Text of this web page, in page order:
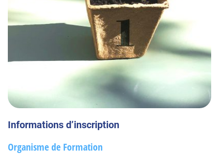
Informations d’inscription
Organisme de Formation